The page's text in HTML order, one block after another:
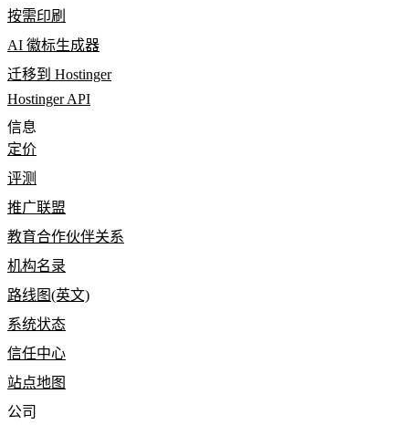
按需印刷
AI 徽标生成器
迁移到 Hostinger
Hostinger API
信息
定价
评测
推广联盟
教育合作伙伴关系
机构名录
路线图(英文)
系统状态
信任中心
站点地图
公司